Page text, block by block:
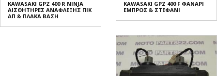
KAWASAKI GPZ 400 R NINJA
ΑΙΣΘΗΤΗΡΕΣ ΑΝΑΦΛΕΞΗΣ ΠΙΚ
ΑΠ & ΠΛΑΚΑ ΒΑΣΗ
KAWASAKI GPZ 400 F ΦΑΝΑΡΙ
ΕΜΠΡΟΣ & ΣΤΕΦΑΝΙ